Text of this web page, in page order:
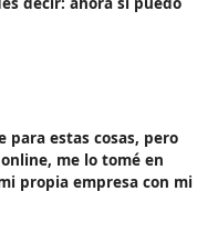
Profesional no solo
legales; es
de la movilidad
preparado para estos